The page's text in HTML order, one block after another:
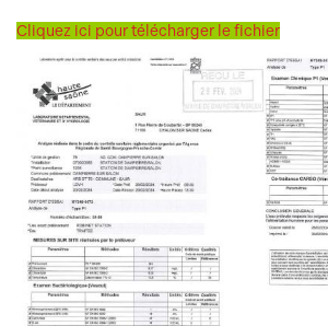
Cliquez ici pour télécharger le fichier